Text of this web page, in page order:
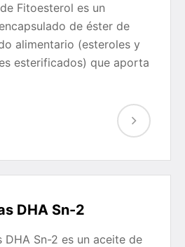
Fitoesterol es un
de éster de
alimentario (esteroles y
esterificados) que aporta
DHA Sn-2
DHA Sn-2 es un aceite de